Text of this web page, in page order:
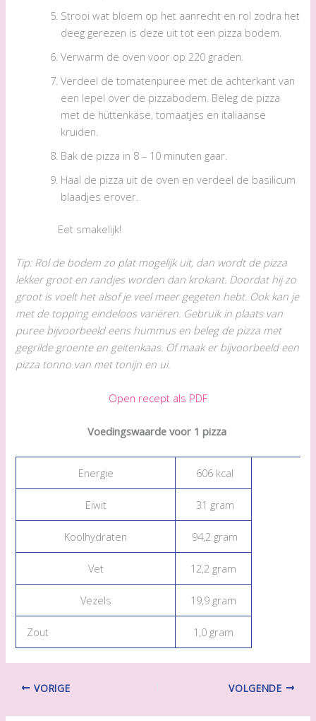
Strooi wat bloem op het aanrecht en rol zodra het
deeg gerezen is deze uit tot een pizza bodem.
Verwarm de oven voor op 220 graden.
Verdeel de tomatenpuree met de achterkant van
een lepel over de pizzabodem. Beleg de pizza
met de hüttenkäse, tomaatjes en italiaanse
kruiden.
Bak de pizza in 8 – 10 minuten gaar.
Haal de pizza uit de oven en verdeel de basilicum
blaadjes erover.
Eet smakelijk!
Tip: Rol de bodem zo plat mogelijk uit, dan wordt de pizza
lekker groot en randjes worden dan krokant. Doordat hij zo
groot is voelt het alsof je veel meer gegeten hebt. Ook kan je
met de topping eindeloos variëren. Gebruik in plaats van
puree bijvoorbeeld eens hummus en beleg de pizza met
gegrilde groente en geitenkaas. Of maak er bijvoorbeeld een
pizza tonno van met tonijn en ui.
Open recept als PDF
Voedingswaarde voor 1 pizza
Energie 606 kcal
Eiwit 31 gram
Koolhydraten 94,2 gram
Vet 12,2 gram
Vezels 19,9 gram
Zout 1,0 gram
VORIGE VOLGENDE